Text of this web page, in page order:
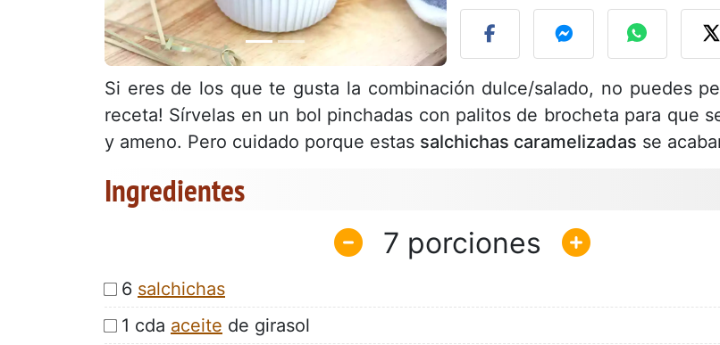
Si eres de los que te gusta la combinación dulce/salado, no puedes
receta! Sírvelas en un bol pinchadas con palitos de brocheta para que
y ameno. Pero cuidado porque estas salchichas caramelizadas se
Ingredientes
7
6 salchichas
1 cda aceite de girasol